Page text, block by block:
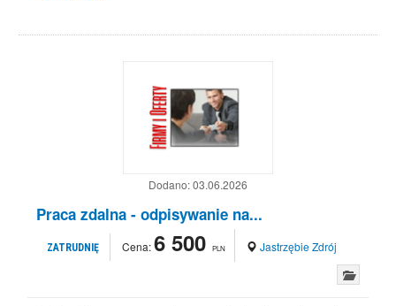
Dodano:03.06.2026
Praca zdalna - odpisywanie na...
ZATRUDNIĘ Cena:6 500 PLN Jastrzębie Zdrój